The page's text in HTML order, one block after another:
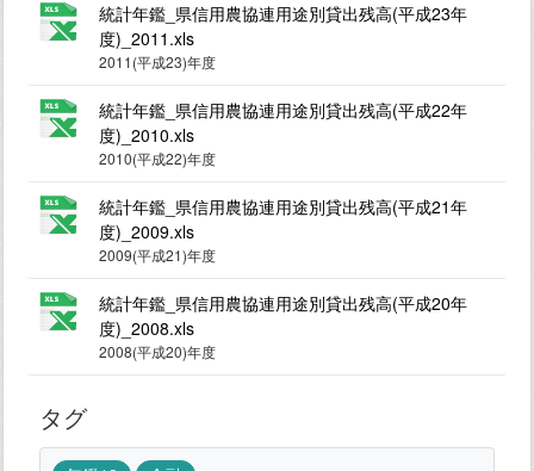
統計年鑑_県信用農協連用途別貸出残高(平成23年
度)_2011.xls
2011(平成23)年度
統計年鑑_県信用農協連用途別貸出残高(平成22年
度)_2010.xls
2010(平成22)年度
統計年鑑_県信用農協連用途別貸出残高(平成21年
度)_2009.xls
2009(平成21)年度
統計年鑑_県信用農協連用途別貸出残高(平成20年
度)_2008.xls
2008(平成20)年度
タグ